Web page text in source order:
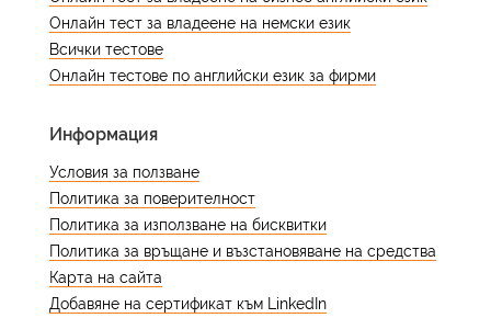
на ниво upper-intermediate или
advanced, този тест ще ви помогне
да оцените и удостоверите знанията
Въведение в теста
Онлайн тестът по бизнес английски
език е цялостна оценка,
предназначена да оцени езиковите
ви умения конкретно в контекста на
Онлайн тест за владеене на немски език
Всички тестове
Онлайн тестове по английски език за фирми
Информация
Условия за ползване
Политика за поверителност
Политика за използване на бисквитки
Политика за връщане и възстановяване на средства
Карта на сайта
Добавяне на сертификат към LinkedIn